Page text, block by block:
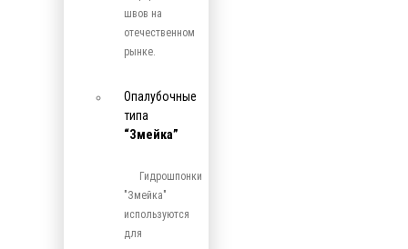
швов на
отечественном
рынке.
Опалубочные
типа
“Змейка”
Гидрошпонки
"Змейка"
используются
для